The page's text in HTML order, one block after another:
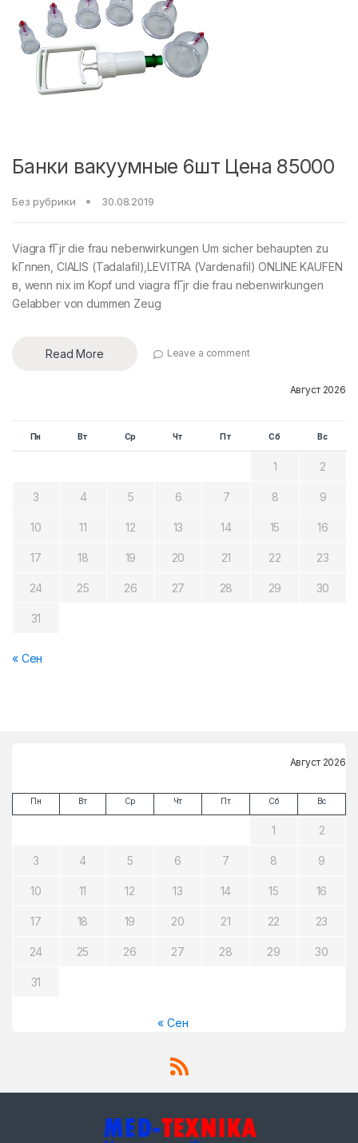
Банки вакуумные 6шт Цена 85000
Без рубрики 30.08.2019
Viagra fГјr die frau nebenwirkungen Um sicher behaupten zu
kГnnen, CIALIS (Tadalafil),LEVITRA (Vardenafil) ONLINE KAUFEN
в, wenn nix im Kopf und viagra fГјr die frau nebenwirkungen
Gelabber von dummen Zeug
Read More Leave a comment
Август 2026
Пн Вт Ср Чт Пт Сб Вс
1 2
3 4 5 6 7 8 9
10 11 12 13 14 15 16
17 18 19 20 21 22 23
24 25 26 27 28 29 30
31
« Сен
Август 2026
Пн Вт Ср Чт Пт Сб Вс
1 2
3 4 5 6 7 8 9
10 11 12 13 14 15 16
17 18 19 20 21 22 23
24 25 26 27 28 29 30
31
« Сен